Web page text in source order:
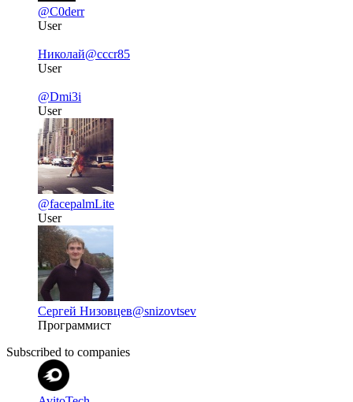
@C0derr
User
Николай@cccr85
User
@Dmi3i
User
@facepalmLite
User
Сергей Низовцев@snizovtsev
Программист
Subscribed to companies